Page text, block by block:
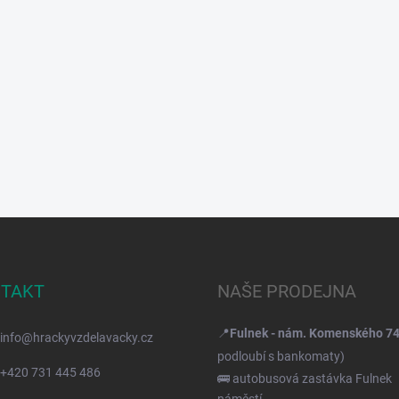
info@hrackyvzdelavacky.cz
+420 731 445 486
NAŠE PRODEJNA
📍Fulnek - nám. Komenského 74
podloubí s bankomaty)
🚌 autobusová zastávka Fulnek